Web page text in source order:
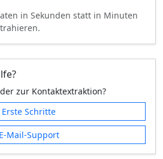
in Sekunden statt in Minuten
zur Kontaktextraktion?
Erste Schritte
E-Mail-Support